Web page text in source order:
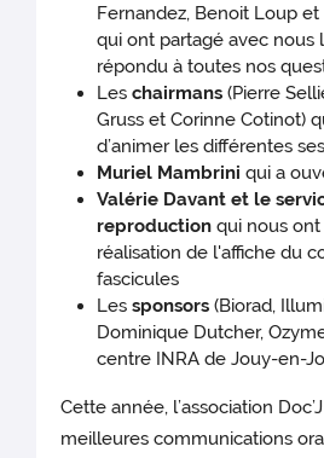
Fernandez, Benoit Loup
qui ont partagé avec nous
répondu à toutes nos
Leschairmans (Pierre
Gruss et Corinne Cotinot)
d’animer les différentes
Muriel Mambrini qui a
Valérie Davant et le
reproduction qui nous ont
réalisation de l'affiche du
fascicules
Lessponsors(Biorad,
Dominique Dutcher,
centre INRA de Jouy-en-
Cette année, l’association
meilleures communications